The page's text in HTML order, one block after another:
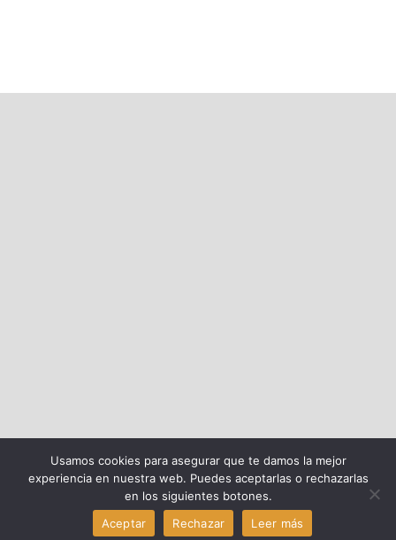
Usamos cookies para asegurar que te damos la mejor
experiencia en nuestra web. Puedes aceptarlas o rechazarlas
en los siguientes botones.
Aceptar
Rechazar Leer más